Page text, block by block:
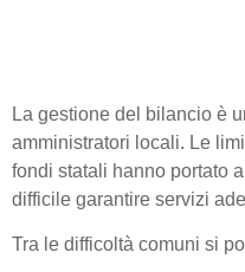
La gestione del bilancio è
amministratori locali. Le
fondi statali hanno portato
difficile garantire servizi
Tra le difficoltà comuni si